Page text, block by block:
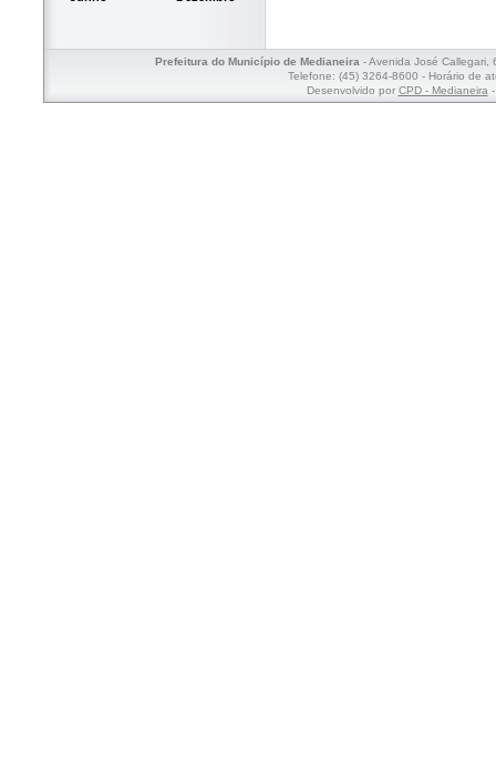
Prefeitura do Município de Medianeira- Avenida José Callegari,
Telefone: (45) 3264-8600 - Horário de
Desenvolvido por CPD - Medianeira-